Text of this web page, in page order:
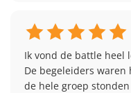
Ik vond de battle heel
De begeleiders
de hele groep